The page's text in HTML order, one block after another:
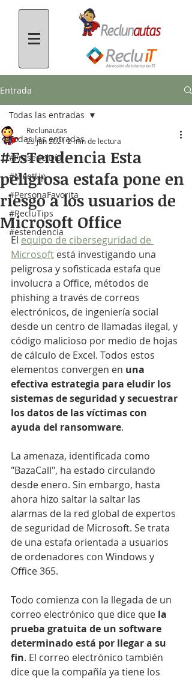
Entrada
Todas las entradas
#FrasedelDía
#MeetUp
#PersonaFavorita
#RecluTips
#estendencia
Todas las entradas
#EsTendencia Esta
peligrosa estafa pone en
riesgo a los usuarios de
Microsoft Office
Reclunautas
23 jun 20212 min de lectura
El equipo de ciberseguridad de
Microsoft está investigando una
peligrosa y sofisticada estafa que
involucra a Office, métodos de
phishing a través de correos
electrónicos, de ingeniería social
desde un centro de llamadas ilegal, y
código malicioso por medio de hojas
de cálculo de Excel. Todos estos
elementos convergen en una
efectiva estrategia para eludir los
sistemas de seguridad y secuestrar
los datos de las víctimas con
ayuda del ransomware.
La amenaza, identificada como
"BazaCall", ha estado circulando
desde enero. Sin embargo, hasta
ahora hizo saltar la saltar las
alarmas de la red global de expertos
de seguridad de Microsoft. Se trata
de una estafa orientada a usuarios
de ordenadores con Windows y
Office 365.
Todo comienza con la llegada de un
correo electrónico que dice que la
prueba gratuita de un software
determinado está por llegar a su
fin. El correo electrónico también
dice que la compañía ya tiene los